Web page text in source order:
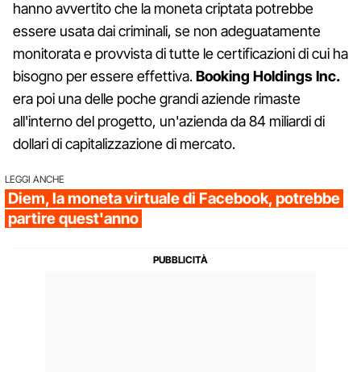
hanno avvertito che la moneta criptata potrebbe
essere usata dai criminali, se non adeguatamente
monitorata e provvista di tutte le certificazioni di cui ha
bisogno per essere effettiva.Booking Holdings Inc.
era poi una delle poche grandi aziende rimaste
all'interno del progetto, un'azienda da 84 miliardi di
dollari di capitalizzazione di mercato.
LEGGI ANCHE
Diem, la moneta virtuale di Facebook, potrebbe
partire quest'anno